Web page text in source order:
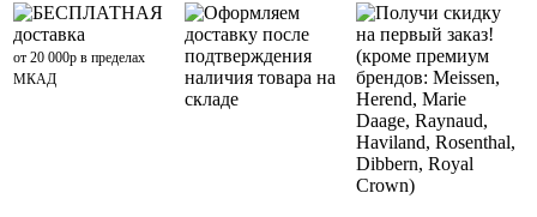
БЕСПЛАТНАЯ
доставка
от 20 000р в пределах
МКАД
Оформляем
доставку после
подтверждения
наличия товара на
складе
Получи скидку
на первый заказ!
(кроме премиум
брендов: Meissen,
Herend, Marie
Daage, Raynaud,
Haviland, Rosenthal,
Dibbern, Royal
Crown)